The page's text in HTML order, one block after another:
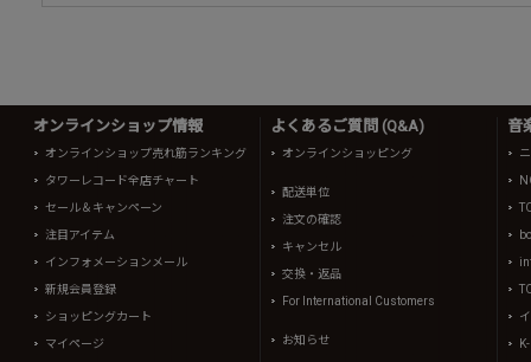
オンラインショップ情報
オンラインショップ売れ筋ランキング
タワーレコード全店チャート
セール＆キャンペーン
注目アイテム
インフォメーションメール
新規会員登録
ショッピングカート
マイページ
よくあるご質問 (Q&A)
オンラインショッピング
配送単位
注文の確認
キャンセル
交換・返品
For International Customers
お知らせ
音